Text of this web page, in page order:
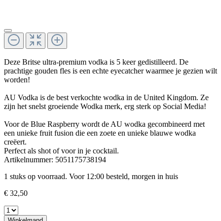
Deze Britse ultra-premium vodka is 5 keer gedistilleerd. De
prachtige gouden fles is een echte eyecatcher waarmee je gezien wilt
worden!
AU Vodka is de best verkochte wodka in de United Kingdom. Ze
zijn het snelst groeiende Wodka merk, erg sterk op Social Media!
Voor de Blue Raspberry wordt de AU wodka gecombineerd met
een unieke fruit fusion die een zoete en unieke blauwe wodka
creëert.
Perfect als shot of voor in je cocktail.
Artikelnummer: 5051175738194
1 stuks op voorraad. Voor 12:00 besteld, morgen in huis
€ 32,50